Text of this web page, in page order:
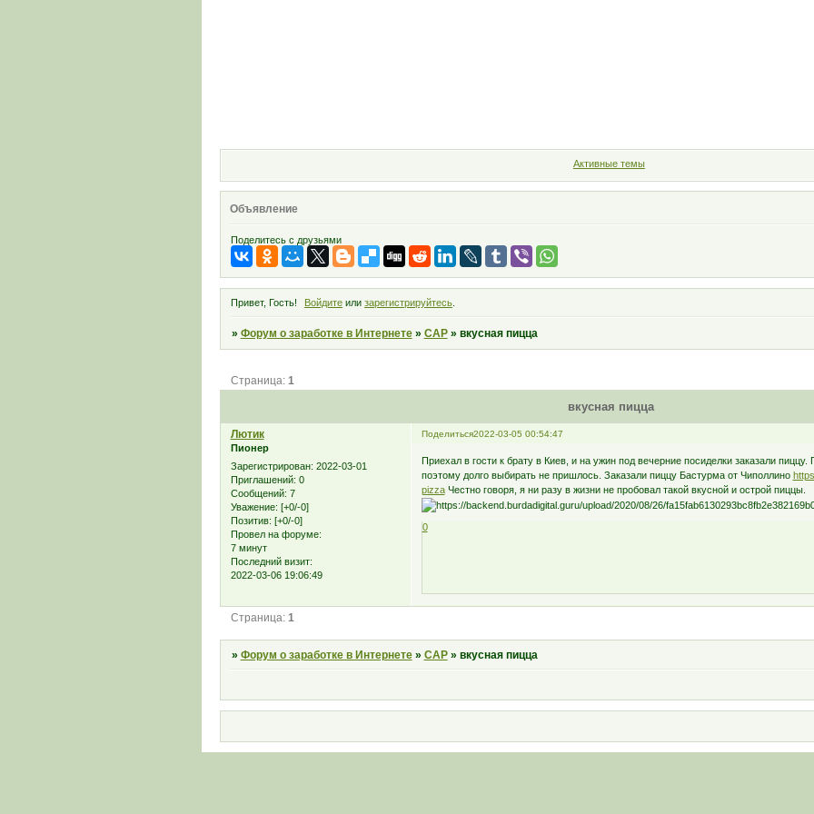
Активные темы
Объявление
Поделитесь с друзьями
Привет, Гость! Войдите или зарегистрируйтесь
» Форум о заработке в Интернете » САР » вкусная пицца
вкусная пицца
Страница: 1
Поделиться2022-03-05 00:54:47
Лютик
Пионер
Зарегистрирован: 2022-03-01
Приглашений: 0
Сообщений: 7
Уважение: [+0/-0]
Позитив: [+0/-0]
Провел на форуме:
7 минут
Последний визит:
2022-03-06 19:06:49
Приехал в гости к брату в Киев, и на ужин под вечерние посиделки заказали
поэтому долго выбирать не пришлось. Заказали пиццу Бастурма от Чиполлино
pizzaЧестно говоря, я ни разу в жизни не пробовал такой вкусной и острой пиццы.
0
Страница: 1
» Форум о заработке в Интернете » САР » вкусная пицца